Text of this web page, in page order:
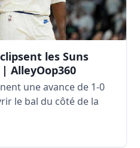
les Suns
AlleyOop360
une avance de 1-0
le bal du côté de la